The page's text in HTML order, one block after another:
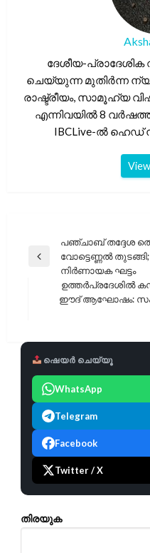
ദേശീയ-
ചെയ്യുന്ന മുതിർന്ന
രാഷ്ട്രീയം, സാമൂഹ്യ
എന്നിവയിൽ 8
IBCLive-ൽ
പോസ്റ്റുകളിലൂടെ
Previous
പഞ്ചാബ് തദ്ദേശ
വോട്ടെണ്ണൽ
നിർണായക ഘട്ടം
Next
ഉത്തർപ്രദേശിൽ
ഈദ് ആഘോഷം:
ഷെയർ ചെയ്യൂ
WhatsApp
Telegram
Facebook
Twitter / X
തിരയുക